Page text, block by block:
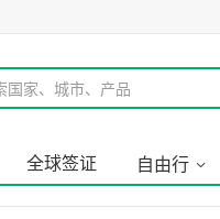
国家、城市、产品
全球签证 自由行